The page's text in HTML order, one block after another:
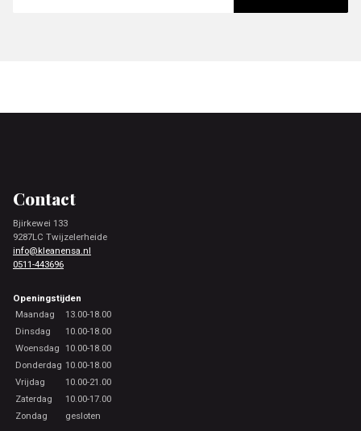
Contact
Bjirkewei 133
9287LC Twijzelerheide
info@kleanensa.nl
0511-443696
Openingstijden
Maandag
13.00-18.00
Dinsdag
10.00-18.00
Woensdag 10.00-18.00
Donderdag 10.00-18.00
Vrijdag
10.00-21.00
Zaterdag
10.00-17.00
Zondag
gesloten